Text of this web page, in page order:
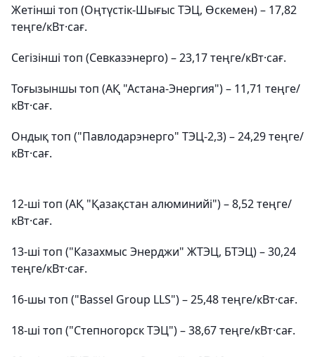
Жетінші топ (Оңтүстік-Шығыс ТЭЦ, Өскемен) – 17,82
теңге/кВт·сағ.
Сегізінші топ (Севказэнерго) – 23,17 теңге/кВт·сағ.
Тоғызыншы топ (АҚ "Астана-Энергия") – 11,71 теңге/
кВт·сағ.
Ондық топ ("Павлодарэнерго" ТЭЦ-2,3) – 24,29 теңге/
кВт·сағ.
12-ші топ (АҚ "Қазақстан алюминийі") – 8,52 теңге/
кВт·сағ.
13-ші топ ("Казахмыс Энерджи" ЖТЭЦ, БТЭЦ) – 30,24
теңге/кВт·сағ.
16-шы топ ("Bassel Group LLS") – 25,48 теңге/кВт·сағ.
18-ші топ ("Степногорск ТЭЦ") – 38,67 теңге/кВт·сағ.